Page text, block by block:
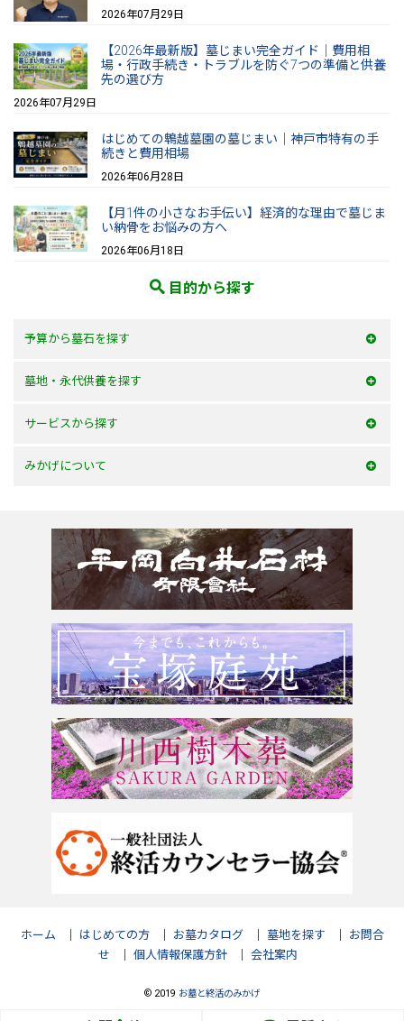
2026年07月29日
【2026年最新版】墓じまい完全ガイド｜費用相
場・行政手続き・トラブルを防ぐ7つの準備と供養
先の選び方
2026年07月29日
はじめての鵯越墓園の墓じまい｜神戸市特有の手
続きと費用相場
2026年06月28日
【月1件の小さなお手伝い】経済的な理由で墓じま
い納骨をお悩みの方へ
2026年06月18日
目的から探す
予算から墓石を探す
50万以内
100万以内
150万以内
墓地・永代供養を探す
大阪府
兵庫県
奈良県
和歌山県
サービスから探す
お墓を建てる
墓じまい・改葬
追加文字彫刻
みかげについて
会社案内
よくあるご質問
お問合せ
ホーム はじめての方 お墓カタログ 墓地を探す
お問合
せ
個人情報保護方針 会社案内
© 2019 お墓と終活のみかげ